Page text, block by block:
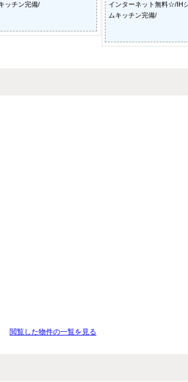
ッチン完備/
インターネット無料☆/IH
ムキッチン完備/
閲覧した物件の一覧を見る